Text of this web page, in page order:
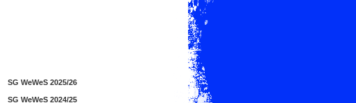
SG WeWeS 2025/26
SG WeWeS 2024/25